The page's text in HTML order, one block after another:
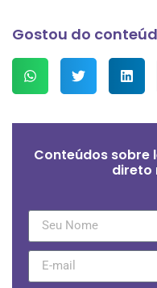
Gostou do
Conteúdos sobre
direto